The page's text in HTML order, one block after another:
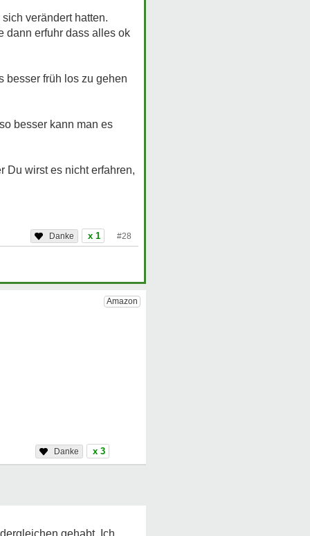
verändert hatten.
dann erfuhr dass alles ok
besser früh los zu gehen
besser kann man es
Du wirst es nicht erfahren,
x 1 #28
x 3
gehabt. Ich